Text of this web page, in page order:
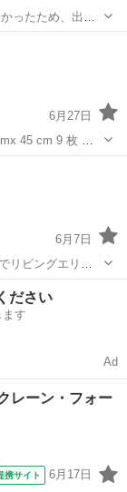
ったため、出品
。ご了承くださ
グ
6月27日
45 cm 9 枚 マ
グ
6月7日
リビングエリア
で使っていまし
ト/ラグ
ださい
す
Ad
レーン・フォー
携サイト 6月17日